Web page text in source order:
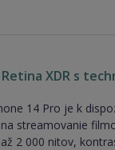
XDR s
14 Pro je k
streamovanie
2 000 nitov,